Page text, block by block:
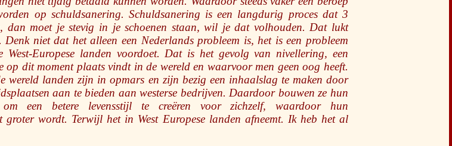
op schuldsanering. Schuldsanering is een langdurig proces dat 3
dan moet je stevig in je schoenen staan, wil je dat volhouden. Dat lukt
Denk niet dat het alleen een Nederlands probleem is, het is een probleem
Europese landen voordoet. Dat is het gevolg van nivellering, een
op dit moment plaats vindt in de wereld en waarvoor men geen oog heeft.
wereld landen zijn in opmars en zijn bezig een inhaalslag te maken door
aan te bieden aan westerse bedrijven. Daardoor bouwen ze hun
een betere levensstijl te creëren voor zichzelf, waardoor hun
groter wordt. Terwijl het in West Europese landen afneemt. Ik heb het al